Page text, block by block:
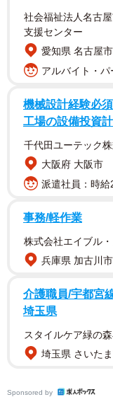
「35～39歳」（
～49歳」（8.0%）
歳」（1.0%）、「
といいます。
アラフィフ・50代男性
像）
社会福祉法人名古
支援センター
愛知県 名古屋市
アルバイト・
機械設計経験必
工場の設備投資
千代田ユーテック
大阪府 大阪市
派遣社員：時
事務/軽作業
株式会社エイブル
兵庫県 加古川市
介護職員/宇都宮
埼玉県
スタイルケア緑の
埼玉県 さいた
Sponsored by